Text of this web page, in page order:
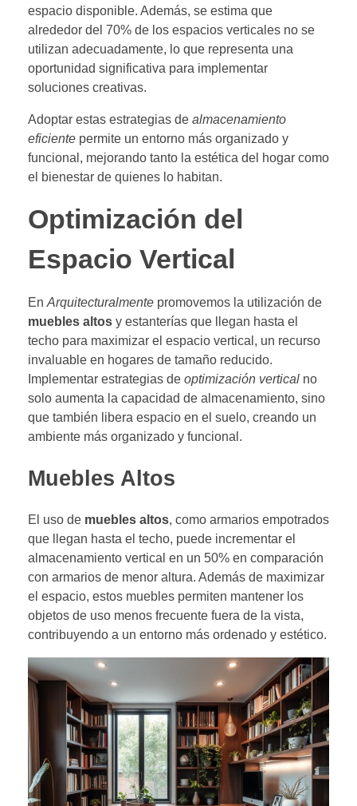
espacio disponible. Además, se estima que
alrededor del 70% de los espacios verticales no se
utilizan adecuadamente, lo que representa una
oportunidad significativa para implementar
soluciones creativas.
Adoptar estas estrategias de almacenamiento
eficiente permite un entorno más organizado y
funcional, mejorando tanto la estética del hogar como
el bienestar de quienes lo habitan.
Optimización del
Espacio Vertical
En Arquitecturalmente promovemos la utilización de
muebles altos y estanterías que llegan hasta el
techo para maximizar el espacio vertical, un recurso
invaluable en hogares de tamaño reducido.
Implementar estrategias de optimización vertical no
solo aumenta la capacidad de almacenamiento, sino
que también libera espacio en el suelo, creando un
ambiente más organizado y funcional.
Muebles Altos
El uso de muebles altos, como armarios empotrados
que llegan hasta el techo, puede incrementar el
almacenamiento vertical en un 50% en comparación
con armarios de menor altura. Además de maximizar
el espacio, estos muebles permiten mantener los
objetos de uso menos frecuente fuera de la vista,
contribuyendo a un entorno más ordenado y estético.